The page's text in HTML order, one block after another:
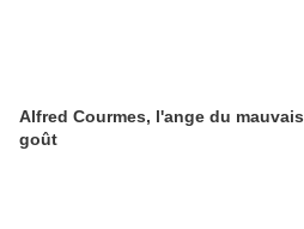
Alfred Courmes, l'ange du mauvais
goût